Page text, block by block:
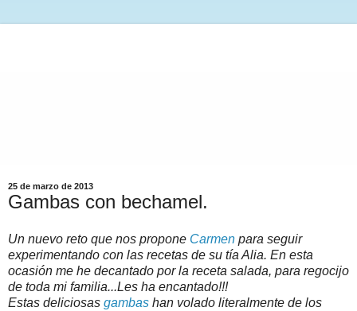
25 de marzo de 2013
Gambas con bechamel.
Un nuevo reto que nos propone Carmen para seguir
experimentando con las recetas de su tía Alia. En esta
ocasión me he decantado por la receta salada, para regocijo
de toda mi familia...Les ha encantado!!!
Estas deliciosas gambas han volado literalmente de los